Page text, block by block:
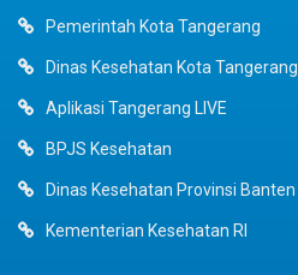
Pemerintah Kota Tangerang
Dinas Kesehatan Kota Tangerang
Aplikasi Tangerang LIVE
BPJS Kesehatan
Dinas Kesehatan Provinsi Banten
Kementerian Kesehatan RI